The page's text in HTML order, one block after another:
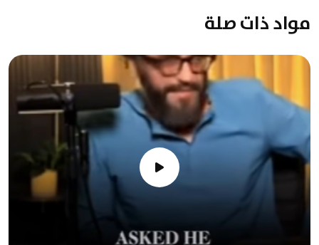
مواد ذات صلة